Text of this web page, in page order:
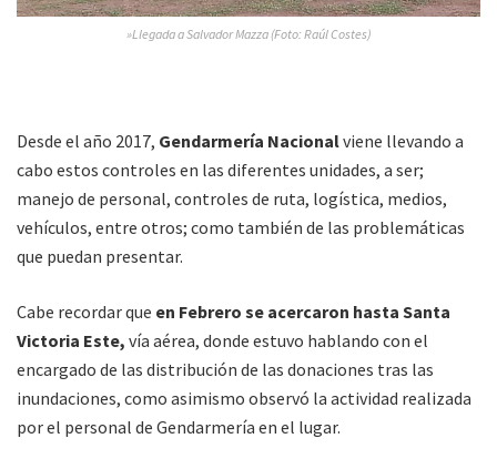
»Llegada a Salvador Mazza (Foto: Raúl Costes)
Desde el año 2017, Gendarmería Nacionalviene llevando a
cabo estos controles en las diferentes unidades, a ser;
manejo de personal, controles de ruta, logística, medios,
vehículos, entre otros; como también de las problemáticas
que puedan presentar.
Cabe recordar que en Febrero se acercaron hasta Santa
Victoria Este, vía aérea, donde estuvo hablando con el
encargado de las distribución de las donaciones tras las
inundaciones, como asimismo observó la actividad realizada
por el personal de Gendarmería en el lugar.